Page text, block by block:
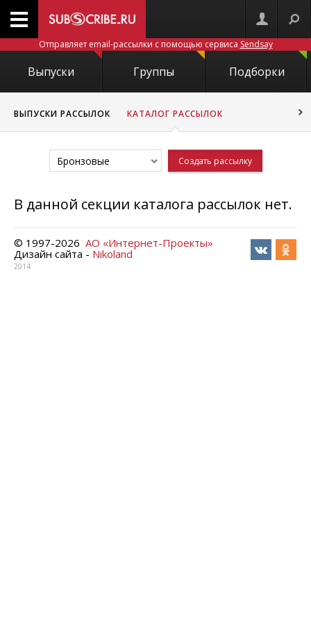
Отправляет email-рассылки с помощью сервиса Sendsay
Выпуски Группы Подборки
ВЫПУСКИ РАССЫЛОК КАТАЛОГ РАССЫЛОК
Бронзовые Создать рассылку
В данной секции каталога рассылок нет.
© 1997-2026 АО «Интернет-Проекты»
Дизайн сайта - Nikoland
2014